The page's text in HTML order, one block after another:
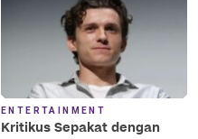
ENTERTAINMENT
Kritikus Sepakat dengan